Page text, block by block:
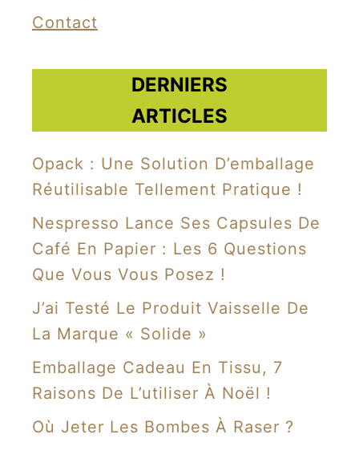
Contact
DERNIERS
ARTICLES
Opack : Une Solution D’emballage
Réutilisable Tellement Pratique !
Nespresso Lance Ses Capsules De
Café En Papier : Les 6 Questions
Que Vous Vous Posez !
J’ai Testé Le Produit Vaisselle De
La Marque « Solide »
Emballage Cadeau En Tissu, 7
Raisons De L’utiliser À Noël !
Où Jeter Les Bombes À Raser ?